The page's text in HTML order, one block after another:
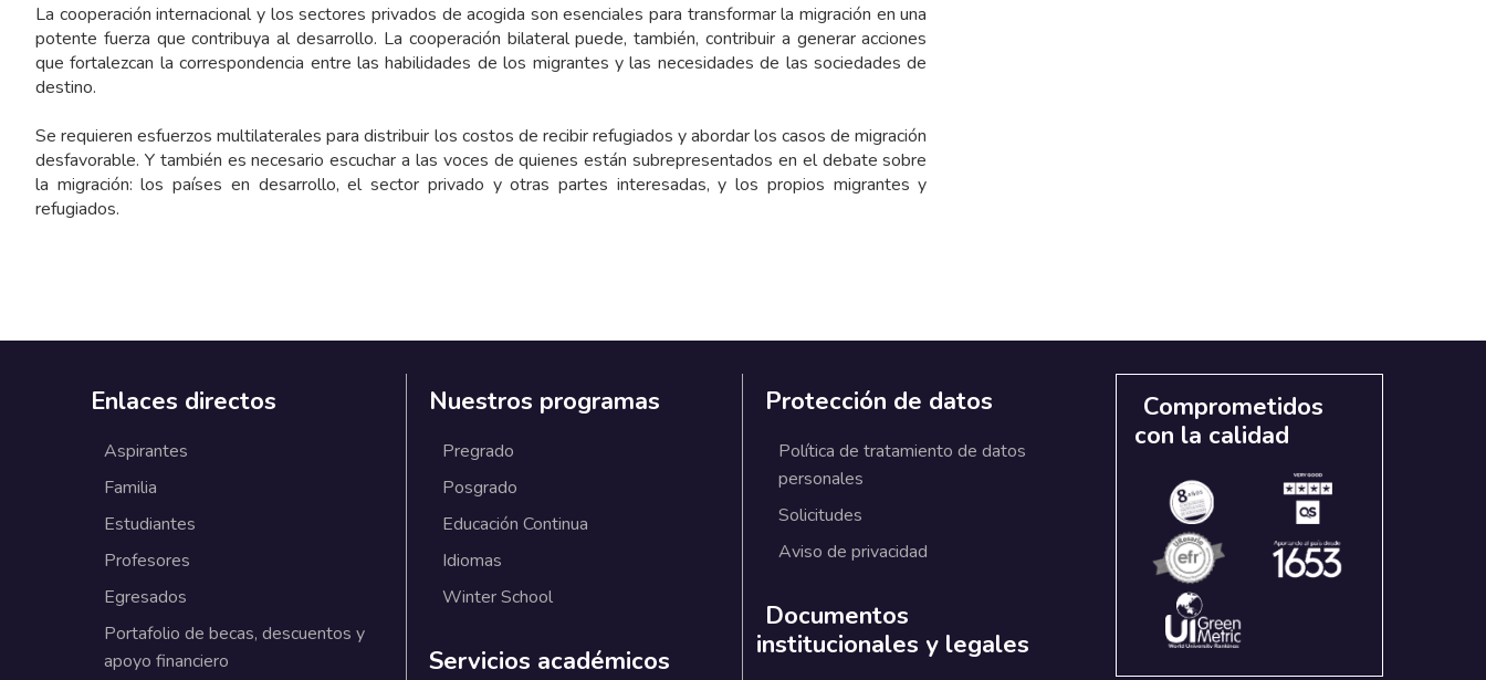
La cooperación internacional y los sectores privados de acogida son esenciales para transformar la migración en una
potente fuerza que contribuya al desarrollo. La cooperación bilateral puede, también, contribuir a generar acciones
que fortalezcan la correspondencia entre las habilidades de los migrantes y las necesidades de las sociedades de
destino.
Se requieren esfuerzos multilaterales para distribuir los costos de recibir refugiados y abordar los casos de migración
desfavorable. Y también es necesario escuchar a las voces de quienes están subrepresentados en el debate sobre
la migración: los países en desarrollo, el sector privado y otras partes interesadas, y los propios migrantes y
refugiados.
Enlaces directos
Aspirantes
Familia
Estudiantes
Profesores
Egresados
Portafolio de becas, descuentos y
apoyo financiero
Nuestros programas
Pregrado
Posgrado
Educación Continua
Idiomas
Winter School
Servicios académicos
Protección de datos
Política de tratamiento de datos
personales
Solicitudes
Aviso de privacidad
Documentos
institucionales y legales
Comprometidos
con la calidad